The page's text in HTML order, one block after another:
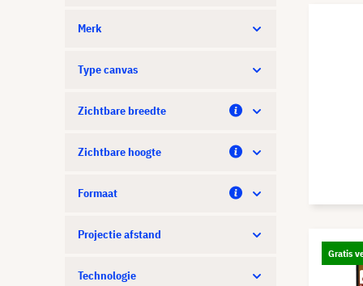
Merk
Type canvas
Zichtbare breedte
Zichtbare hoogte
Formaat
Projectie afstand
Technologie
Gratis